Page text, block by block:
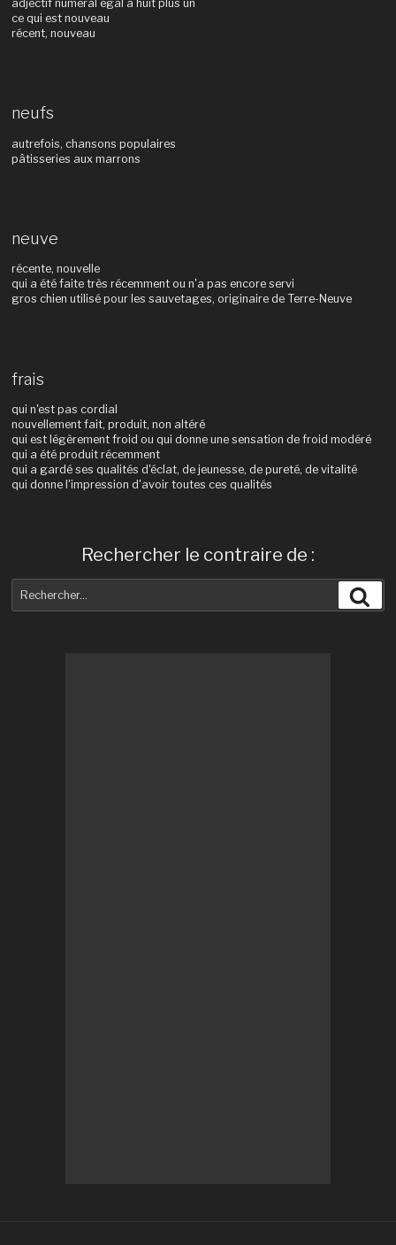
adjectif numéral égal à huit plus un
ce qui est nouveau
récent, nouveau
neufs
autrefois, chansons populaires
pâtisseries aux marrons
neuve
récente, nouvelle
qui a été faite très récemment ou n'a pas encore servi
gros chien utilisé pour les sauvetages, originaire de Terre-Neuve
frais
qui n'est pas cordial
nouvellement fait, produit, non altéré
qui est légèrement froid ou qui donne une sensation de froid modéré
qui a été produit récemment
qui a gardé ses qualités d'éclat, de jeunesse, de pureté, de vitalité
qui donne l'impression d'avoir toutes ces qualités
Rechercher le contraire de :
pour